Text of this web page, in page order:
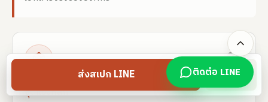
01
จุดแข็งหลัก
ส่งสเปก LINE โทร
ติดต่อ LINE